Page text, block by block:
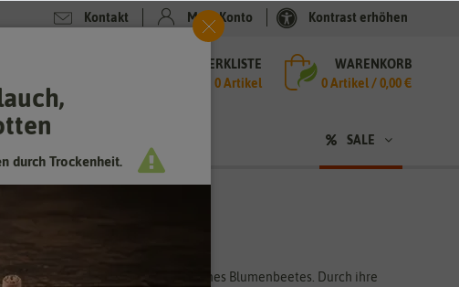
Kontakt Mein Konto Kontrast erhöhen
MERKLISTE
0 Artikel
WARENKORB
0Artikel /0,00 €
SALE
stehen gern im Mittelpunkt eines Blumenbeetes. Durch ihre
durch Trockenheit.